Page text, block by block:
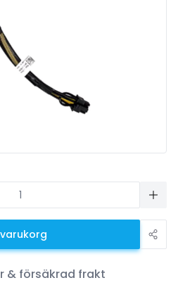
& försäkrad frakt